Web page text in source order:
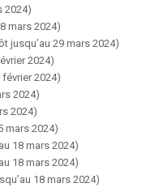
2024)
mars 2024)
jusqu’au 29 mars 2024)
2024)
2024)
2024)
2024)
mars 2024)
18 mars 2024)
18 mars 2024)
18 mars 2024)